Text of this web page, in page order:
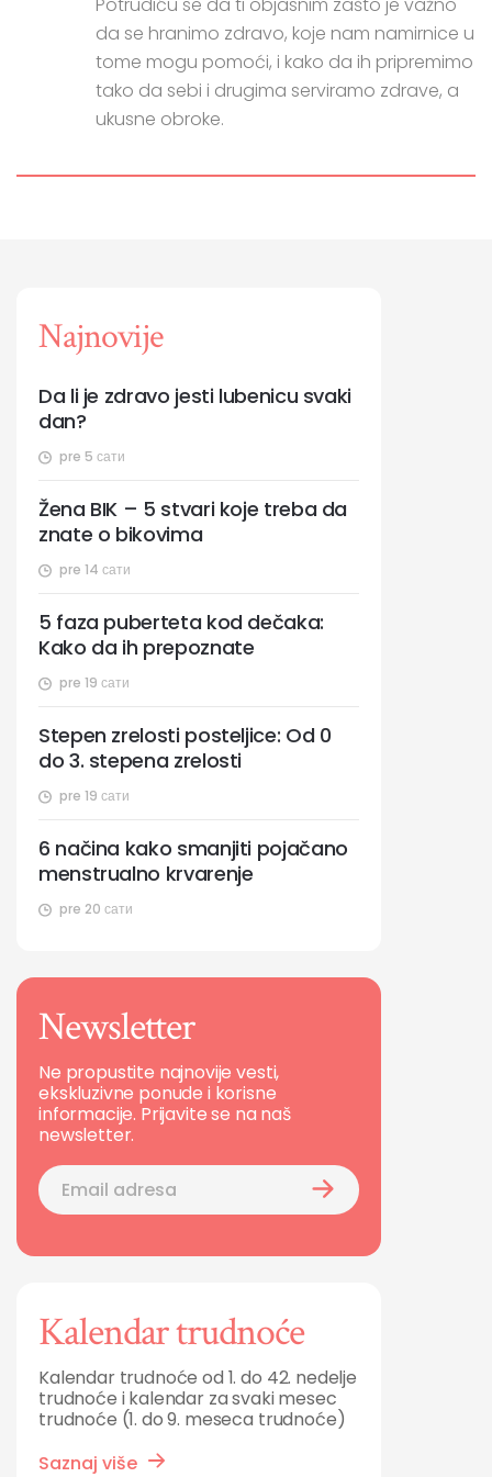
da se hranimo zdravo, koje nam namirnice u
tome mogu pomoći, i kako da ih pripremimo
tako da sebi i drugima serviramo zdrave, a
ukusne obroke.
Najnovije
pre 5 сати
Da li je zdravo jesti lubenicu svaki
dan?
pre 14 сати
Žena BIK – 5 stvari koje treba da
znate o bikovima
pre 19 сати
5 faza puberteta kod dečaka:
Kako da ih prepoznate
pre 19 сати
Stepen zrelosti posteljice: Od 0
do 3. stepena zrelosti
pre 20 сати
6 načina kako smanjiti pojačano
menstrualno krvarenje
Newsletter
Ne propustite najnovije vesti,
ekskluzivne ponude i korisne
informacije. Prijavite se na naš
newsletter.
Kalendar trudnoće
Kalendar trudnoće od 1. do 42. nedelje
trudnoće i kalendar za svaki mesec
trudnoće (1. do 9. meseca trudnoće)
Saznaj više